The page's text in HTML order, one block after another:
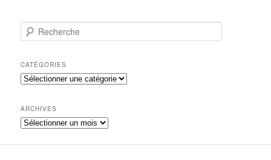
e
h
e
r
h
e
CATÉGORIES
Catégories
ARCHIVES
Archives